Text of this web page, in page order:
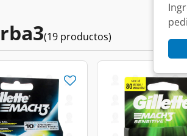
(19 productos)